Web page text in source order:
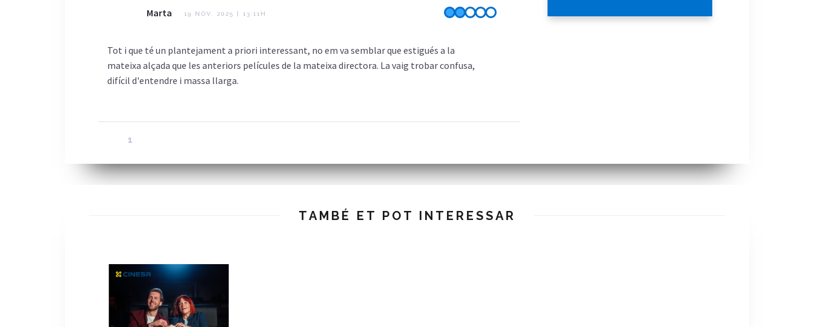
Marta 19 NOV. 2025 | 13:11H
Tot i que té un plantejament a priori interessant, no em va semblar que estigués a la
mateixa alçada que les anteriors películes de la mateixa directora. La vaig trobar confusa,
difícil d'entendre i massa llarga.
1
TAMBÉ ET POT INTERESSAR